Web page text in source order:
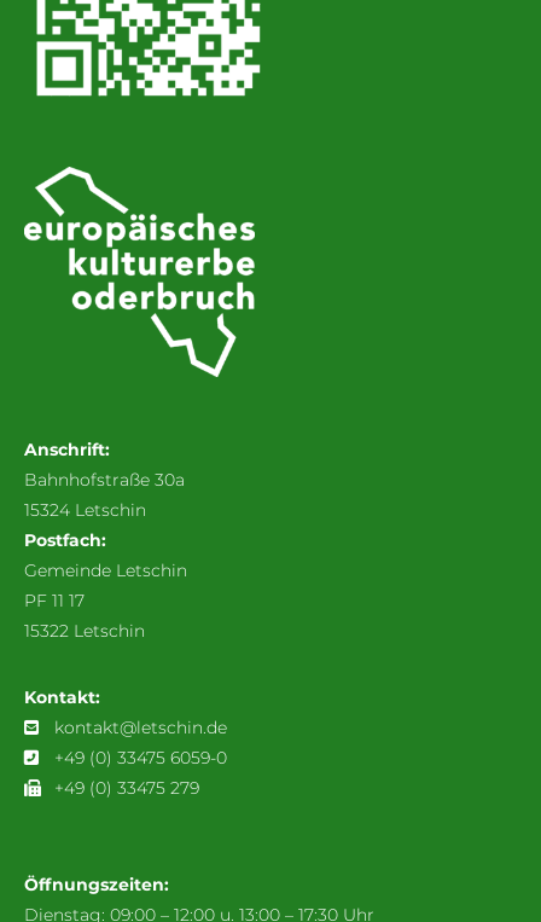
Anschrift:
Bahnhofstraße 30a
15324 Letschin
Postfach:
Gemeinde Letschin
PF 11 17
15322 Letschin
Kontakt:
kontakt@letschin.de
+49 (0) 33475 6059-0
+49 (0) 33475 279
Öffnungszeiten:
Dienstag: 09:00 – 12:00 u. 13:00 – 17:30 Uhr